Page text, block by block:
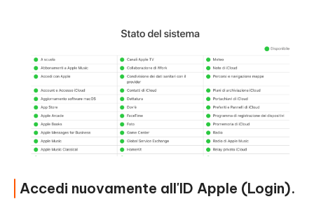
Accedi nuovamente all'ID Apple (Login).